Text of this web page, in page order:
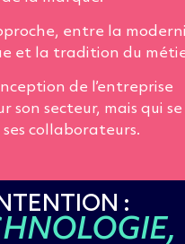
entre la
et la tradition du
de l’entreprise
son secteur, mais qui
collaborateurs.
: